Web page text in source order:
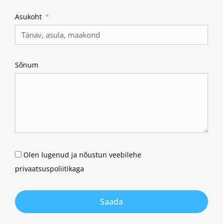
Asukoht
Sõnum
Olen lugenud ja nõustun veebilehe
privaatsuspoliitikaga
Saada